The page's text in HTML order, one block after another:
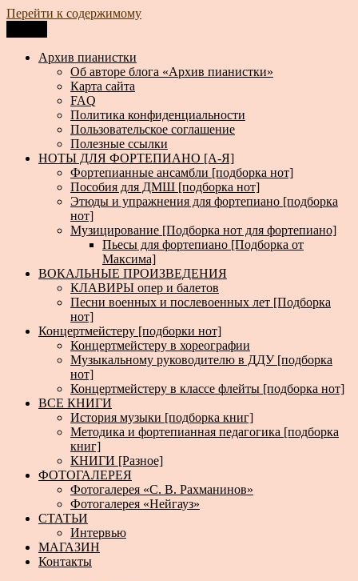
Перейти к содержимому
Архив пианистки
Всё для пианистов: ноты, книги, музыка, статьи…
Архив пианистки
Об авторе блога «Архив пианистки»
Карта сайта
FAQ
Политика конфиденциальности
Пользовательское соглашение
Полезные ссылки
НОТЫ ДЛЯ ФОРТЕПИАНО [А-Я]
Фортепианные ансамбли [подборка нот]
Пособия для ДМШ [подборка нот]
Этюды и упражнения для фортепиано [подборка
нот]
Музицирование [Подборка нот для фортепиано]
Пьесы для фортепиано [Подборка от
Максима]
ВОКАЛЬНЫЕ ПРОИЗВЕДЕНИЯ
КЛАВИРЫ опер и балетов
Песни военных и послевоенных лет [Подборка
нот]
Концертмейстеру [подборки нот]
Концертмейстеру в хореографии
Музыкальному руководителю в ДДУ [подборка
нот]
Концертмейстеру в классе флейты [подборка нот]
ВСЕ КНИГИ
История музыки [подборка книг]
Методика и фортепианная педагогика [подборка
книг]
КНИГИ [Разное]
ФОТОГАЛЕРЕЯ
Фотогалерея «С. В. Рахманинов»
Фотогалерея «Нейгауз»
СТАТЬИ
Интервью
МАГАЗИН
Контакты